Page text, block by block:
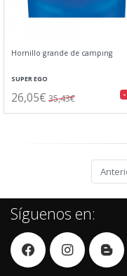
Hornillo grande de camping
SUPER EGO
26,05€ 35,43€
Síguenos en: